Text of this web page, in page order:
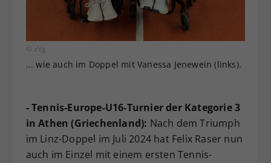
© zVg
... wie auch im Doppel mit Vanessa Jenewein (links).
- Tennis-Europe-U16-Turnier der Kategorie 3
in Athen (Griechenland): Nach dem Triumph
im Linz-Doppel im Juli 2024 hat Felix Raser nun
auch im Einzel mit einem ersten Tennis-